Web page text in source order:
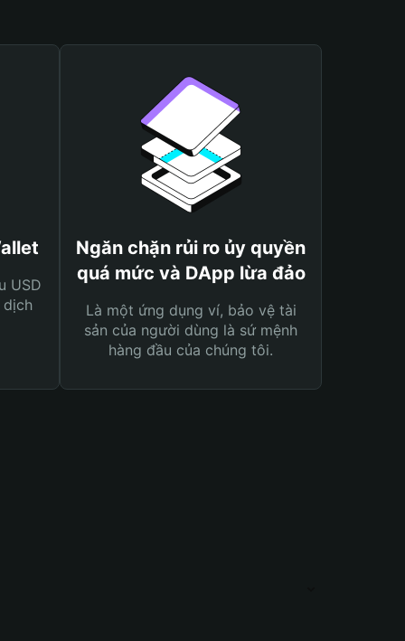
USD
Ngăn chặn rủi ro ủy quyền
quá mức và DApp lừa đảo
Là một ứng dụng ví, bảo vệ tài
sản của người dùng là sứ mệnh
hàng đầu của chúng tôi.